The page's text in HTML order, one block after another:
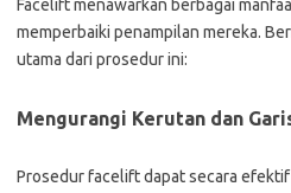
Facelift menawarkan berbagai
memperbaiki penampilan mereka.
utama dari prosedur ini:
Mengurangi Kerutan dan
Prosedur facelift dapat secara